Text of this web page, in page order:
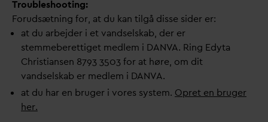
Troubleshooting:
Forudsætning for, at du kan tilgå disse sider er:
at du arbejder i et vandselskab, der er
stemmeberettiget medlem i DANVA. Ring Edyta
Christiansen 8793 3503 for at høre, om dit
vandselskab er medlem i DANVA.
at du har en bruger i vores system. Opret en bruger
her.